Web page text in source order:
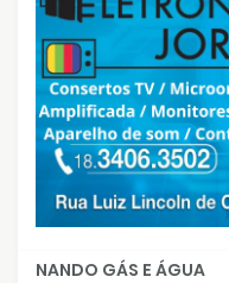
NANDO GÁS E ÁGUA